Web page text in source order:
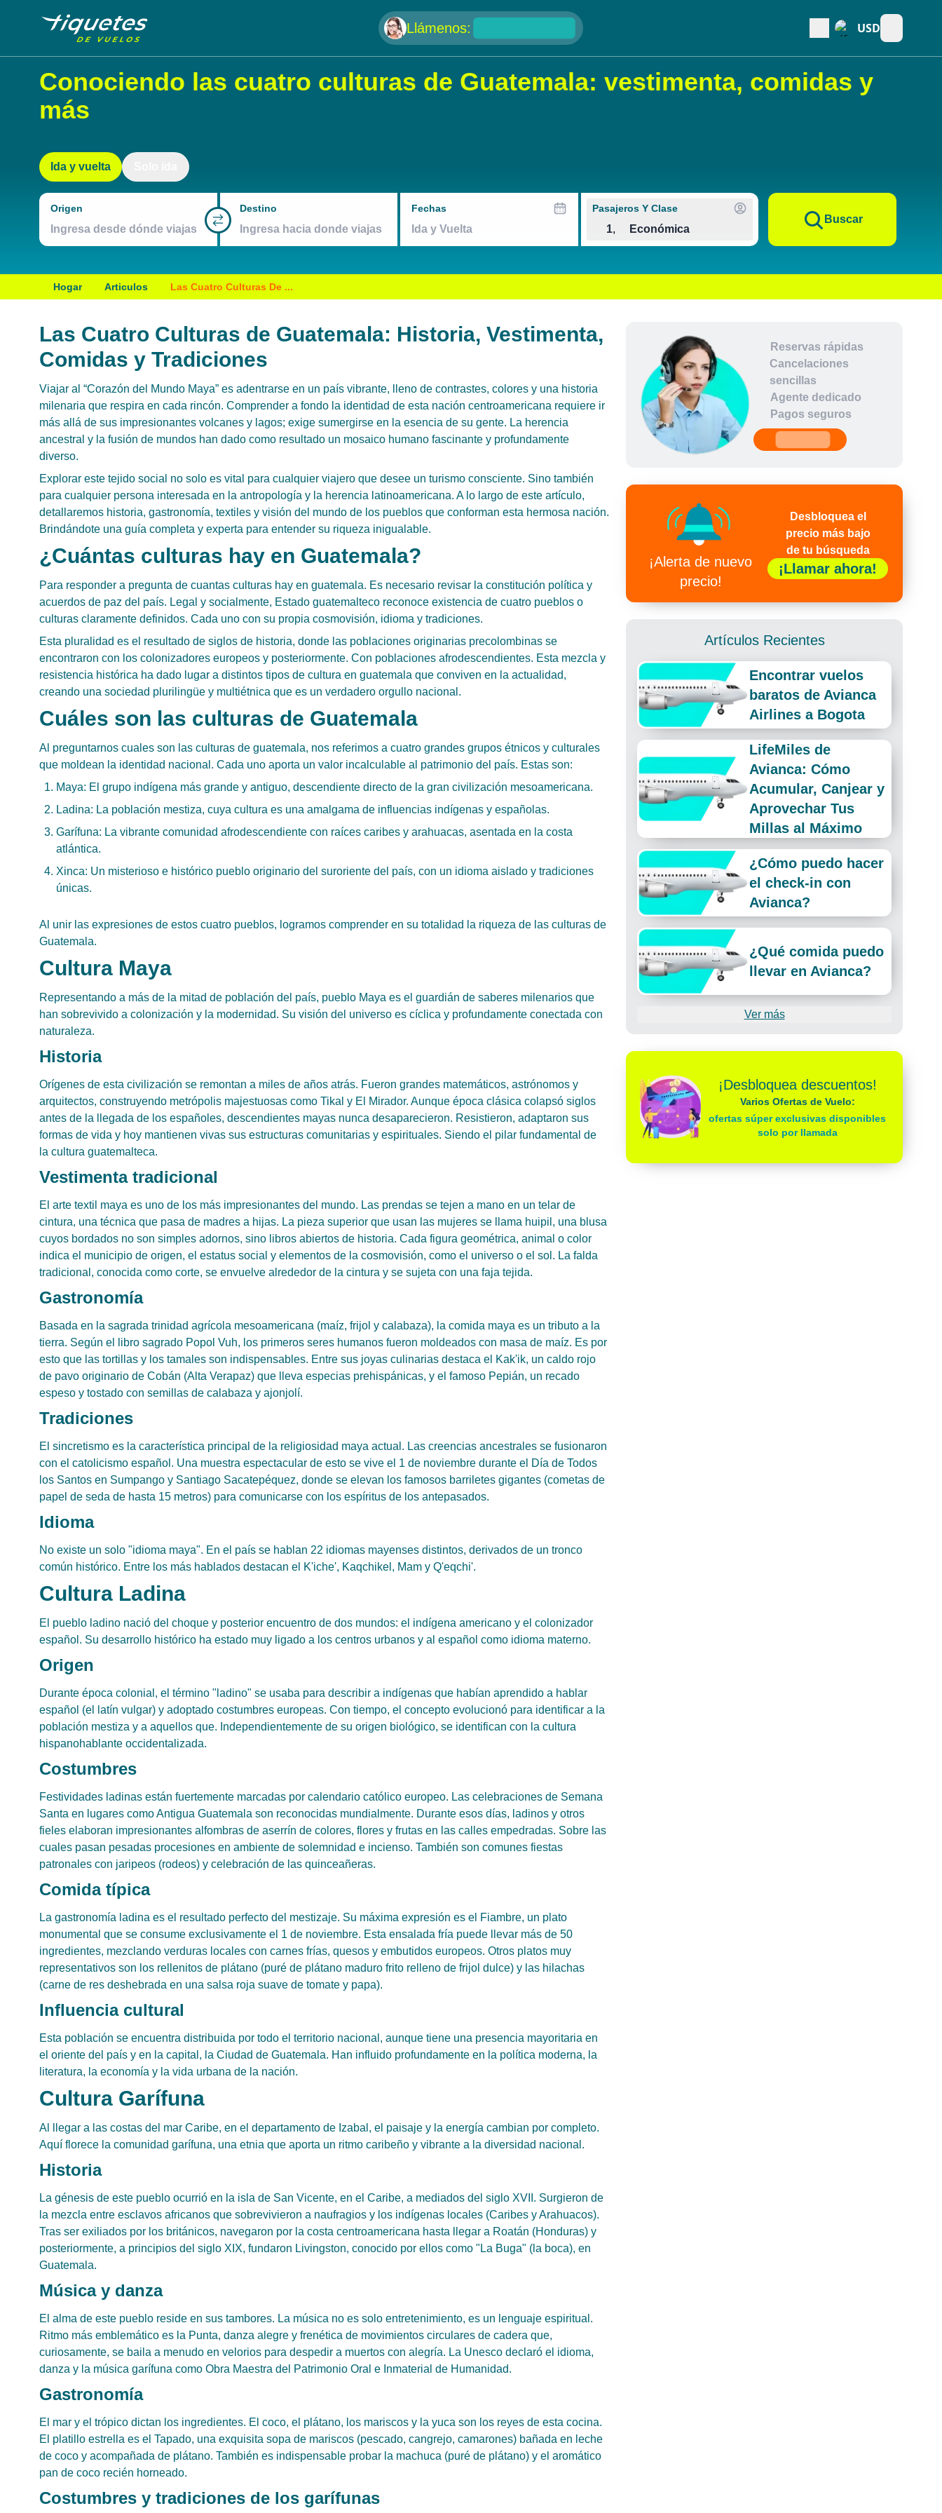
Llámenos: USD
Conociendo las cuatro culturas de Guatemala: vestimenta, comidas y
más
Ida y vuelta
Origen Destino Fechas Pasajeros Y Clase
1, Económica
Buscar
Hogar Articulos Las Cuatro Culturas De ...
Las Cuatro Culturas de Guatemala: Historia, Vestimenta,
Comidas y Tradiciones
Viajar al “Corazón del Mundo Maya” es adentrarse en un país vibrante, lleno de contrastes, colores y una historia
milenaria que respira en cada rincón. Comprender a fondo la identidad de esta nación centroamericana requiere ir
más allá de sus impresionantes volcanes y lagos; exige sumergirse en la esencia de su gente. La herencia
ancestral y la fusión de mundos han dado como resultado un mosaico humano fascinante y profundamente
diverso.
Explorar este tejido social no solo es vital para cualquier viajero que desee un turismo consciente. Sino también
para cualquier persona interesada en la antropología y la herencia latinoamericana. A lo largo de este artículo,
detallaremos historia, gastronomía, textiles y visión del mundo de los pueblos que conforman esta hermosa nación.
Brindándote una guía completa y experta para entender su riqueza inigualable.
¿Cuántas culturas hay en Guatemala?
Para responder a pregunta de cuantas culturas hay en guatemala. Es necesario revisar la constitución política y
acuerdos de paz del país. Legal y socialmente, Estado guatemalteco reconoce existencia de cuatro pueblos o
culturas claramente definidos. Cada uno con su propia cosmovisión, idioma y tradiciones.
Esta pluralidad es el resultado de siglos de historia, donde las poblaciones originarias precolombinas se
encontraron con los colonizadores europeos y posteriormente. Con poblaciones afrodescendientes. Esta mezcla y
resistencia histórica ha dado lugar a distintos tipos de cultura en guatemala que conviven en la actualidad,
creando una sociedad plurilingüe y multiétnica que es un verdadero orgullo nacional.
Cuáles son las culturas de Guatemala
Al preguntarnos cuales son las culturas de guatemala, nos referimos a cuatro grandes grupos étnicos y culturales
que moldean la identidad nacional. Cada uno aporta un valor incalculable al patrimonio del país. Estas son:
Maya: El grupo indígena más grande y antiguo, descendiente directo de la gran civilización mesoamericana.
Ladina: La población mestiza, cuya cultura es una amalgama de influencias indígenas y españolas.
Garífuna: La vibrante comunidad afrodescendiente con raíces caribes y arahuacas, asentada en la costa
atlántica.
Xinca: Un misterioso e histórico pueblo originario del suroriente del país, con un idioma aislado y tradiciones
únicas.
Al unir las expresiones de estos cuatro pueblos, logramos comprender en su totalidad la riqueza de las culturas de
Guatemala.
Cultura Maya
Representando a más de la mitad de población del país, pueblo Maya es el guardián de saberes milenarios que
han sobrevivido a colonización y la modernidad. Su visión del universo es cíclica y profundamente conectada con
naturaleza.
Historia
Orígenes de esta civilización se remontan a miles de años atrás. Fueron grandes matemáticos, astrónomos y
arquitectos, construyendo metrópolis majestuosas como Tikal y El Mirador. Aunque época clásica colapsó siglos
antes de la llegada de los españoles, descendientes mayas nunca desaparecieron. Resistieron, adaptaron sus
formas de vida y hoy mantienen vivas sus estructuras comunitarias y espirituales. Siendo el pilar fundamental de
la cultura guatemalteca.
Vestimenta tradicional
El arte textil maya es uno de los más impresionantes del mundo. Las prendas se tejen a mano en un telar de
cintura, una técnica que pasa de madres a hijas. La pieza superior que usan las mujeres se llama huipil, una blusa
cuyos bordados no son simples adornos, sino libros abiertos de historia. Cada figura geométrica, animal o color
indica el municipio de origen, el estatus social y elementos de la cosmovisión, como el universo o el sol. La falda
tradicional, conocida como corte, se envuelve alrededor de la cintura y se sujeta con una faja tejida.
Gastronomía
Basada en la sagrada trinidad agrícola mesoamericana (maíz, frijol y calabaza), la comida maya es un tributo a la
tierra. Según el libro sagrado Popol Vuh, los primeros seres humanos fueron moldeados con masa de maíz. Es por
esto que las tortillas y los tamales son indispensables. Entre sus joyas culinarias destaca el Kak'ik, un caldo rojo
de pavo originario de Cobán (Alta Verapaz) que lleva especias prehispánicas, y el famoso Pepián, un recado
espeso y tostado con semillas de calabaza y ajonjolí.
Tradiciones
El sincretismo es la característica principal de la religiosidad maya actual. Las creencias ancestrales se fusionaron
con el catolicismo español. Una muestra espectacular de esto se vive el 1 de noviembre durante el Día de Todos
los Santos en Sumpango y Santiago Sacatepéquez, donde se elevan los famosos barriletes gigantes (cometas de
papel de seda de hasta 15 metros) para comunicarse con los espíritus de los antepasados.
Idioma
No existe un solo "idioma maya". En el país se hablan 22 idiomas mayenses distintos, derivados de un tronco
común histórico. Entre los más hablados destacan el K'iche', Kaqchikel, Mam y Q'eqchi'.
Cultura Ladina
El pueblo ladino nació del choque y posterior encuentro de dos mundos: el indígena americano y el colonizador
español. Su desarrollo histórico ha estado muy ligado a los centros urbanos y al español como idioma materno.
Origen
Durante época colonial, el término "ladino" se usaba para describir a indígenas que habían aprendido a hablar
español (el latín vulgar) y adoptado costumbres europeas. Con tiempo, el concepto evolucionó para identificar a la
población mestiza y a aquellos que. Independientemente de su origen biológico, se identifican con la cultura
hispanohablante occidentalizada.
Costumbres
Festividades ladinas están fuertemente marcadas por calendario católico europeo. Las celebraciones de Semana
Santa en lugares como Antigua Guatemala son reconocidas mundialmente. Durante esos días, ladinos y otros
fieles elaboran impresionantes alfombras de aserrín de colores, flores y frutas en las calles empedradas. Sobre las
cuales pasan pesadas procesiones en ambiente de solemnidad e incienso. También son comunes fiestas
patronales con jaripeos (rodeos) y celebración de las quinceañeras.
Comida típica
La gastronomía ladina es el resultado perfecto del mestizaje. Su máxima expresión es el Fiambre, un plato
monumental que se consume exclusivamente el 1 de noviembre. Esta ensalada fría puede llevar más de 50
ingredientes, mezclando verduras locales con carnes frías, quesos y embutidos europeos. Otros platos muy
representativos son los rellenitos de plátano (puré de plátano maduro frito relleno de frijol dulce) y las hilachas
(carne de res deshebrada en una salsa roja suave de tomate y papa).
Influencia cultural
Esta población se encuentra distribuida por todo el territorio nacional, aunque tiene una presencia mayoritaria en
el oriente del país y en la capital, la Ciudad de Guatemala. Han influido profundamente en la política moderna, la
literatura, la economía y la vida urbana de la nación.
Cultura Garífuna
Al llegar a las costas del mar Caribe, en el departamento de Izabal, el paisaje y la energía cambian por completo.
Aquí florece la comunidad garífuna, una etnia que aporta un ritmo caribeño y vibrante a la diversidad nacional.
Historia
La génesis de este pueblo ocurrió en la isla de San Vicente, en el Caribe, a mediados del siglo XVII. Surgieron de
la mezcla entre esclavos africanos que sobrevivieron a naufragios y los indígenas locales (Caribes y Arahuacos).
Tras ser exiliados por los británicos, navegaron por la costa centroamericana hasta llegar a Roatán (Honduras) y
posteriormente, a principios del siglo XIX, fundaron Livingston, conocido por ellos como "La Buga" (la boca), en
Guatemala.
Música y danza
El alma de este pueblo reside en sus tambores. La música no es solo entretenimiento, es un lenguaje espiritual.
Ritmo más emblemático es la Punta, danza alegre y frenética de movimientos circulares de cadera que,
curiosamente, se baila a menudo en velorios para despedir a muertos con alegría. La Unesco declaró el idioma,
danza y la música garífuna como Obra Maestra del Patrimonio Oral e Inmaterial de Humanidad.
Gastronomía
El mar y el trópico dictan los ingredientes. El coco, el plátano, los mariscos y la yuca son los reyes de esta cocina.
El platillo estrella es el Tapado, una exquisita sopa de mariscos (pescado, cangrejo, camarones) bañada en leche
de coco y acompañada de plátano. También es indispensable probar la machuca (puré de plátano) y el aromático
pan de coco recién horneado.
Costumbres y tradiciones de los garífunas
Reservas rápidas
Cancelaciones
sencillas
Agente dedicado
Pagos seguros
¡Alerta de nuevo
precio!
Desbloquea el
precio más bajo
de tu búsqueda
¡Llamar ahora!
Artículos Recientes
Encontrar vuelos
baratos de Avianca
Airlines a Bogota
LifeMiles de
Avianca: Cómo
Acumular, Canjear y
Aprovechar Tus
Millas al Máximo
¿Cómo puedo hacer
el check-in con
Avianca?
¿Qué comida puedo
llevar en Avianca?
Ver más
¡Desbloquea descuentos!
Varios Ofertas de Vuelo:
ofertas súper exclusivas disponibles
solo por llamada